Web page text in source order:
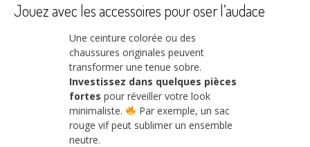
Jouez avec les accessoires pour oser l’audace
Une ceinture colorée ou des
chaussures originales peuvent
transformer une tenue sobre.
Investissez dans quelques pièces
fortes pour réveiller votre look
minimaliste.
Par exemple, un sac
rouge vif peut sublimer un ensemble
neutre.